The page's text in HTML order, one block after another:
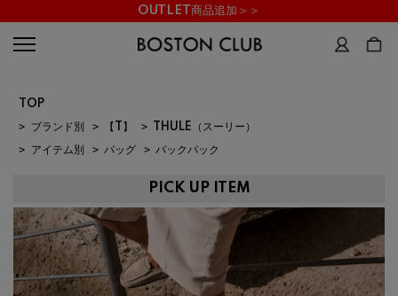
OUTLET商品追加＞＞
TOP
> ブランド別 > 【T】 >
THULE（スーリー）
> アイテム別 > バッグ > バックパック
PICK UP ITEM